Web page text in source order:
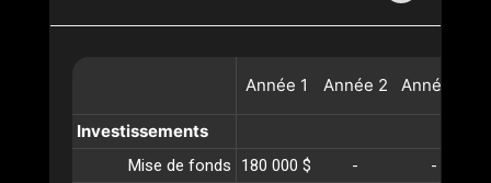
Année 1 Année 2 Année
Investissements
Mise de fonds 180 000 $ -
-